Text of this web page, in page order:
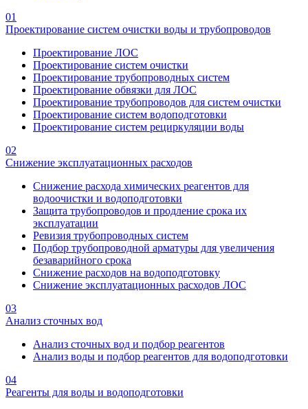
01
Проектирование систем очистки воды и трубопроводов
Проектирование ЛОС
Проектирование систем очистки
Проектирование трубопроводных систем
Проектирование обвязки для ЛОС
Проектирование трубопроводов для систем очистки
Проектирование систем водоподготовки
Проектирование систем рециркуляции воды
02
Снижение эксплуатационных расходов
Снижение расхода химических реагентов для
водоочистки и водоподготовки
Защита трубопроводов и продление срока их
эксплуатации
Ревизия трубопроводных систем
Подбор трубопроводной арматуры для увеличения
безаварийного срока
Снижение расходов на водоподготовку
Снижение эксплуатационных расходов ЛОС
03
Анализ сточных вод
Анализ сточных вод и подбор реагентов
Анализ воды и подбор реагентов для водоподготовки
04
Реагенты для воды и водоподготовки